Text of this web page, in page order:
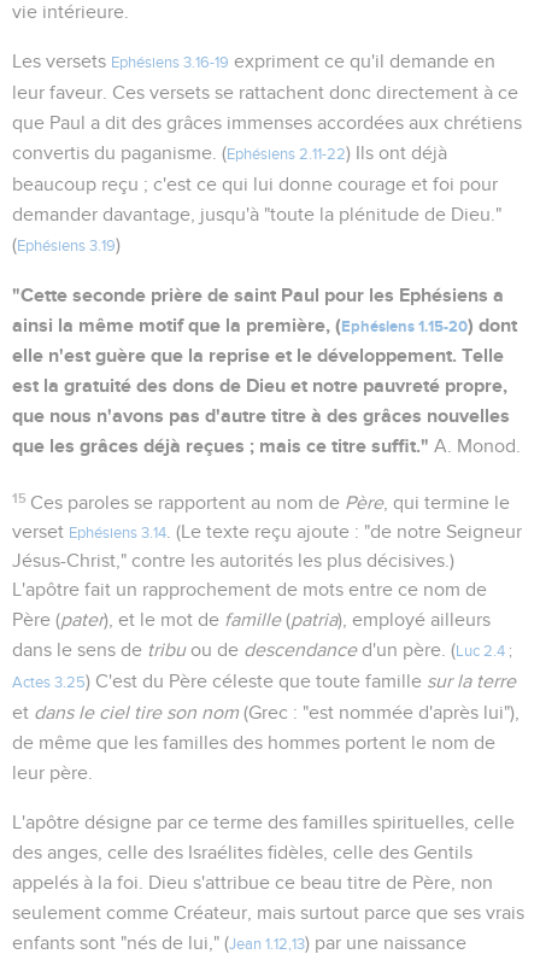
vie intérieure.
Les versets Ephésiens 3.16-19 expriment ce qu'il demande en
leur faveur. Ces versets se rattachent donc directement à ce
que Paul a dit des grâces immenses accordées aux chrétiens
convertis du paganisme. (Ephésiens 2.11-22) Ils ont déjà
beaucoup reçu ; c'est ce qui lui donne courage et foi pour
demander davantage, jusqu'à "toute la plénitude de Dieu."
(Ephésiens 3.19)
"Cette seconde prière de saint Paul pour les Ephésiens a
ainsi la même motif que la première, (Ephésiens 1.15-20) dont
elle n'est guère que la reprise et le développement. Telle
est la gratuité des dons de Dieu et notre pauvreté propre,
que nous n'avons pas d'autre titre à des grâces nouvelles
que les grâces déjà reçues ; mais ce titre suffit." A. Monod.
15 Ces paroles se rapportent au nom de Père, qui termine le
verset Ephésiens 3.14
. (Le texte reçu ajoute : "de notre Seigneur
Jésus-Christ," contre les autorités les plus décisives.)
L'apôtre fait un rapprochement de mots entre ce nom de
Père (pater), et le mot de famille(patria), employé ailleurs
dans le sens de tribuou de descendanced'un père. ( Luc 2.4 ;
Actes 3.25) C'est du Père céleste que toute famille sur la terre
et dans le ciel tire son nom (Grec : "est nommée d'après lui"),
de même que les familles des hommes portent le nom de
leur père.
L'apôtre désigne par ce terme des familles spirituelles, celle
des anges, celle des Israélites fidèles, celle des Gentils
appelés à la foi. Dieu s'attribue ce beau titre de Père, non
seulement comme Créateur, mais surtout parce que ses vrais
enfants sont "nés de lui," (Jean 1.12,13) par une naissance